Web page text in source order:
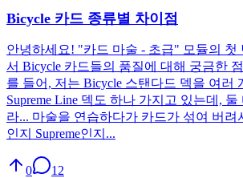
Bicycle 카드 종류별 차이점
안녕하세요! "카드 마술 - 초급" 모듈의 첫
서 Bicycle 카드들의 품질에 대해 궁금한
를 들어, 저는 Bicycle 스탠다드 덱을 여러
Supreme Line 덱도 하나 가지고 있는데, 둘
라... 마술을 연습하다가 카드가 섞여 버려
인지 Supreme인지...
0
12